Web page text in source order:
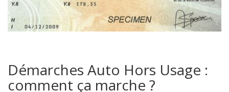
Démarches Auto Hors Usage :
comment ça marche ?